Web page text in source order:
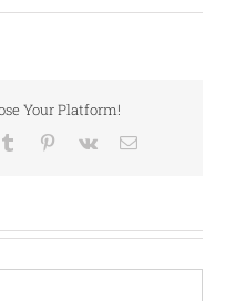
Your Platform!
Tumblr Pinterest
Vk Email